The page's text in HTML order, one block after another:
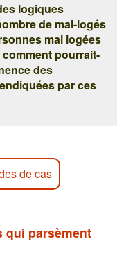
logiques
de mal-logés
mal logées
pourrait-
des
par ces
de cas
qui parsèment